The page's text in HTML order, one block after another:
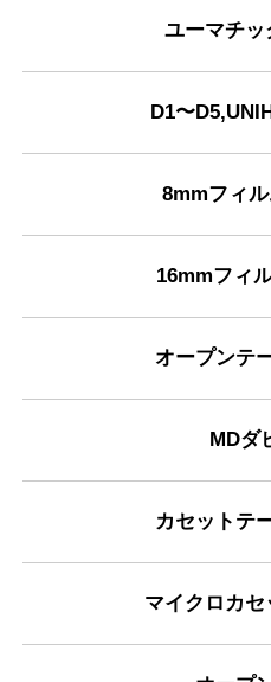
ユーマチッ
D1〜
8mmフィ
16mmフィ
オープンテ
MDダ
カセットテ
マイクロカ